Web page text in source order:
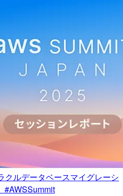
クルデータベースマイグレーシ
#AWSSummit